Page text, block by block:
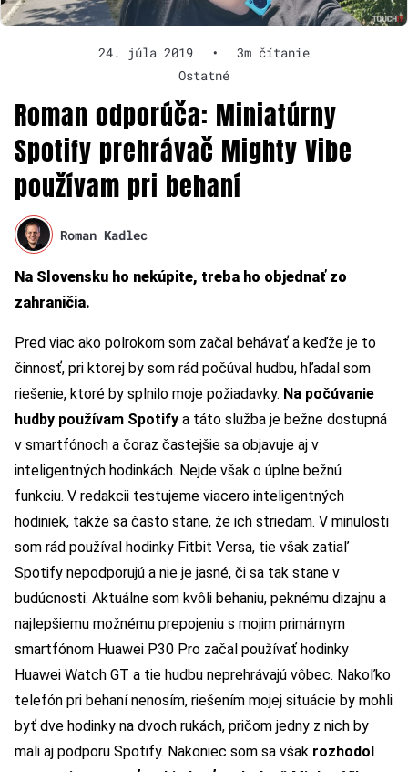
24. júla 2019 •
3m čítanie
Ostatné
Roman odporúča: Miniatúrny
Spotify prehrávač Mighty Vibe
používam pri behaní
Roman Kadlec
Na Slovensku ho nekúpite, treba ho objednať zo
zahraničia.
Pred viac ako polrokom som začal behávať a keďže je to
činnosť, pri ktorej by som rád počúval hudbu, hľadal som
riešenie, ktoré by splnilo moje požiadavky. Na počúvanie
hudby používam Spotify a táto služba je bežne dostupná
v smartfónoch a čoraz častejšie sa objavuje aj v
inteligentných hodinkách. Nejde však o úplne bežnú
funkciu. V redakcii testujeme viacero inteligentných
hodiniek, takže sa často stane, že ich striedam. V minulosti
som rád používal hodinky Fitbit Versa, tie však zatiaľ
Spotify nepodporujú a nie je jasné, či sa tak stane v
budúcnosti. Aktuálne som kvôli behaniu, peknému dizajnu a
najlepšiemu možnému prepojeniu s mojim primárnym
smartfónom Huawei P30 Pro začal používať hodinky
Huawei Watch GT a tie hudbu neprehrávajú vôbec. Nakoľko
telefón pri behaní nenosím, riešením mojej situácie by mohli
byť dve hodinky na dvoch rukách, pričom jedny z nich by
mali aj podporu Spotify. Nakoniec som sa však rozhodol